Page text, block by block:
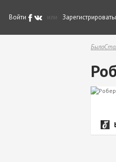
Войти или